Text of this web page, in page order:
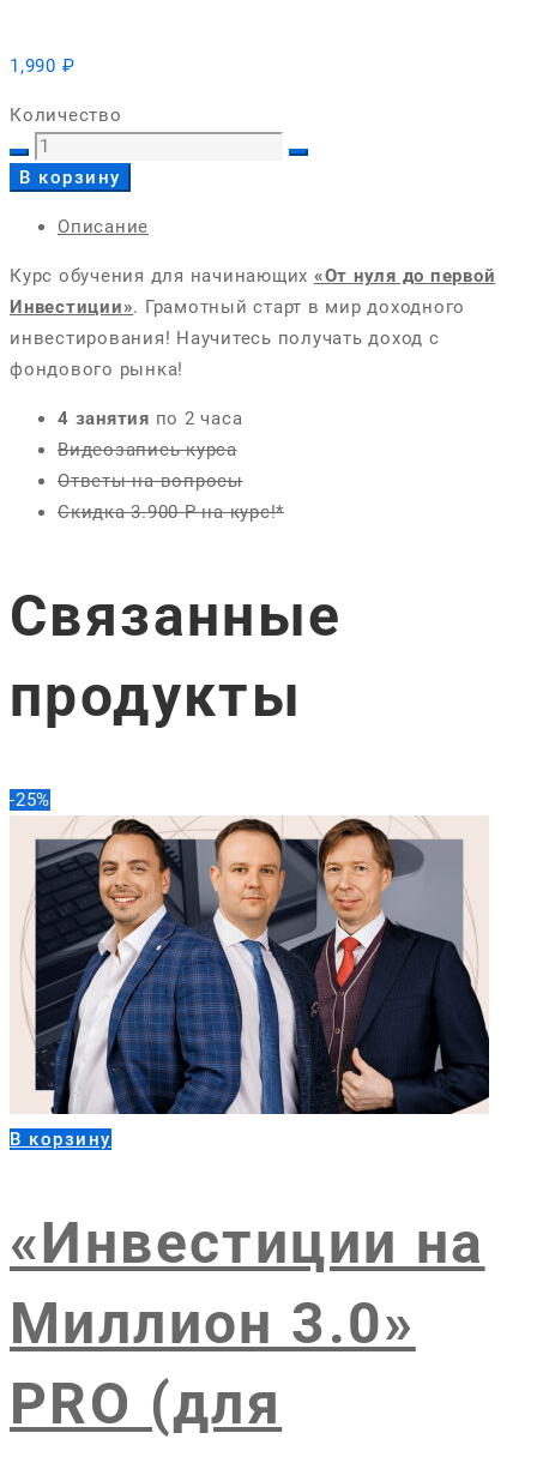
1,990 ₽
Количество
«От
нуля
первой
Инвестиции»
Базовый
курс
quantity
В корзину
Описание
Курс обучения для начинающих «От нуля до первой
Инвестиции». Грамотный старт в мир доходного
инвестирования! Научитесь получать доход с
фондового рынка!
4 занятия по 2 часа
Видеозапись курса
Ответы на вопросы
Скидка 3.900 Р на курс!*
Связанные
продукты
-25%
В корзину
«Инвестиции на
Миллион 3.0»
PRO (для